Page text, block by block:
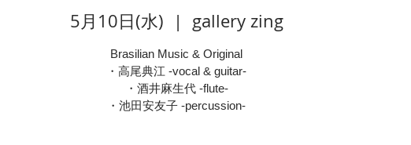
5月10日(水)
  |
gallery zing
Brasilian Music & Original
・高尾典江 -vocal & guitar-
・酒井麻生代 -flute-
・池田安友子 -percussion-